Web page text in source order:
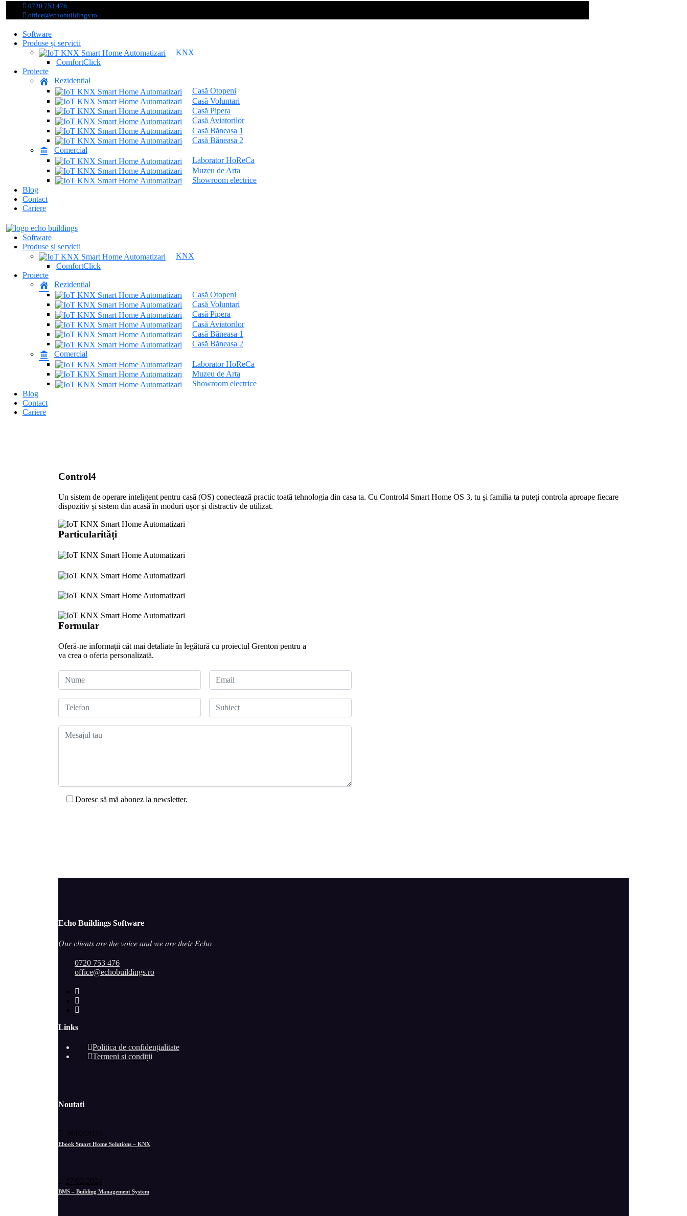
0720 753 476
office@echobuildings.ro
Software
Produse și servicii
KNX
ComfortClick
Proiecte
Rezidential
Casă Otopeni
Casă Voluntari
Casă Pipera
Casă Aviatorilor
Casă Băneasa 1
Casă Băneasa 2
Comercial
Laborator HoReCa
Muzeu de Arta
Showroom electrice
Blog
Contact
Cariere
Software
Produse și servicii
KNX
ComfortClick
Proiecte
Rezidential
Casă Otopeni
Casă Voluntari
Casă Pipera
Casă Aviatorilor
Casă Băneasa 1
Casă Băneasa 2
Comercial
Laborator HoReCa
Muzeu de Arta
Showroom electrice
Blog
Contact
Cariere
Control4
Un sistem de operare inteligent pentru casă (OS) conectează practic toată tehnologia din casa ta. Cu Control4 Smart Home OS 3, tu și familia ta puteți controla aproape fiecare
dispozitiv și sistem din acasă în moduri ușor și distractiv de utilizat.
Particularități
Formular
Oferă-ne informații cât mai detaliateîn legătură cu proiectul Grenton pentru a
va crea o oferta personalizată.
Doresc să mă abonez la newsletter.
Echo Buildings Software
𝑂𝑢𝑟 𝑐𝑙𝑖𝑒𝑛𝑡𝑠 𝑎𝑟𝑒 𝑡ℎ𝑒 𝑣𝑜𝑖𝑐𝑒 𝑎𝑛𝑑 𝑤𝑒 𝑎𝑟𝑒 𝑡ℎ𝑒𝑖𝑟 𝐸𝑐ℎ𝑜
0720 753 476
office@echobuildings.ro
Links
Politica de confidențialitate
Termeni si condiții
Noutati
28/02/2024
Ebook Smart Home Solutions – KNX
27/02/2024
BMS – Building Management System